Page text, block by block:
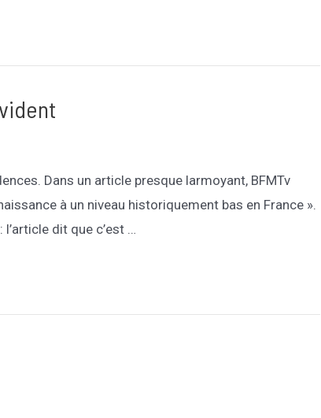
Dans un article presque larmoyant, BFMTv
à un niveau historiquement bas en France ».
dit que c’est …